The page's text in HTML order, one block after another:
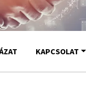
KAPCSOLAT